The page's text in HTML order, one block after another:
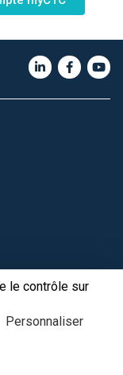
le contrôle sur
Personnaliser
© CTC - 2026